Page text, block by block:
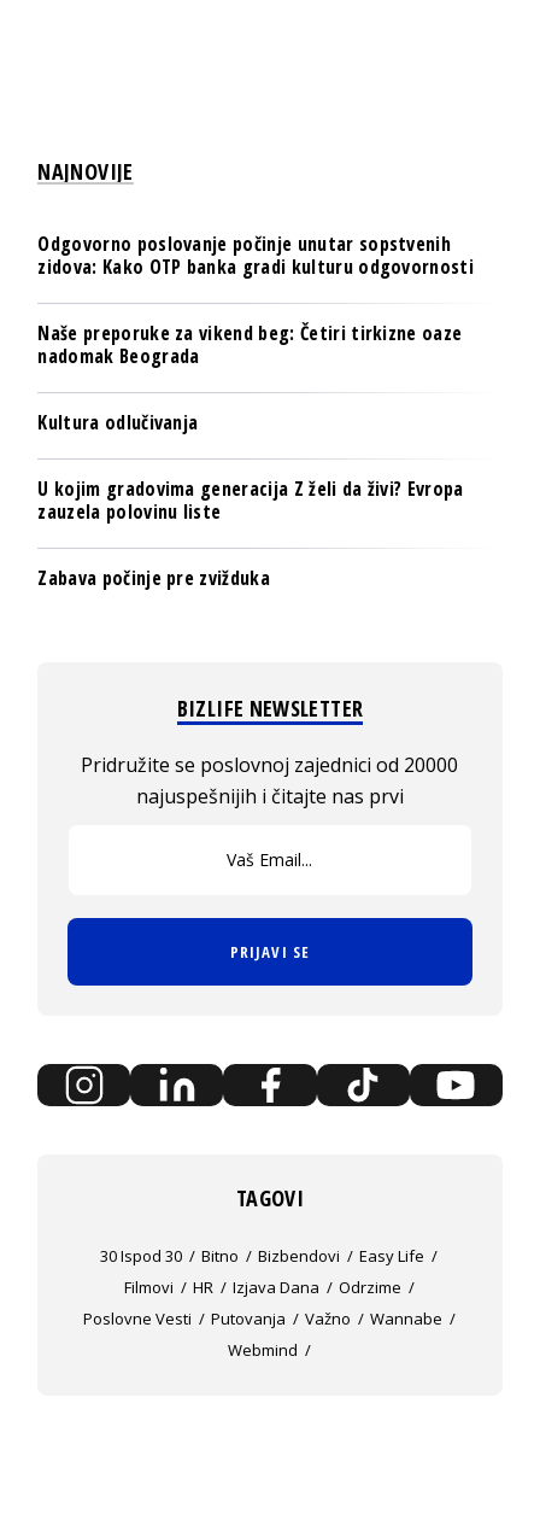
NAJNOVIJE
Odgovorno poslovanje počinje unutar sopstvenih
zidova: Kako OTP banka gradi kulturu odgovornosti
Naše preporuke za vikend beg: Četiri tirkizne oaze
nadomak Beograda
Kultura odlučivanja
U kojim gradovima generacija Z želi da živi? Evropa
zauzela polovinu liste
Zabava počinje pre zvižduka
BIZLIFE NEWSLETTER
Pridružite se poslovnoj zajednici od 20000
najuspešnijih i čitajte nas prvi
PRIJAVI SE
TAGOVI
30 Ispod 30 Bitno Bizbendovi
Easy Life
Filmovi
HR Izjava Dana
Odrzime
Poslovne Vesti
Putovanja Važno
Wannabe
Webmind